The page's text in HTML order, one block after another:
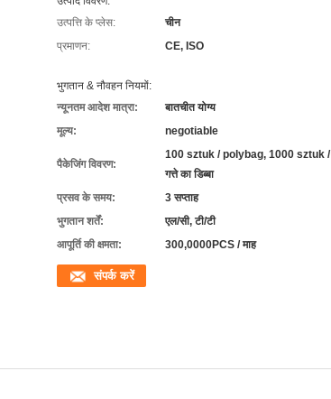
उत्पत्ति के प्लेस:
चीन
प्रमाणन:
CE, ISO
भुगतान & नौवहन नियमों:
न्यूनतम आदेश मात्रा:
बातचीत योग्य
मूल्य:
negotiable
पैकेजिंग विवरण:
100 sztuk / polybag, 1000 sztuk /
गत्ते का डिब्बा
प्रसव के समय:
3 सप्ताह
भुगतान शर्तें:
एल/सी, टी/टी
आपूर्ति की क्षमता:
300,0000PCS / माह
संपर्क करें